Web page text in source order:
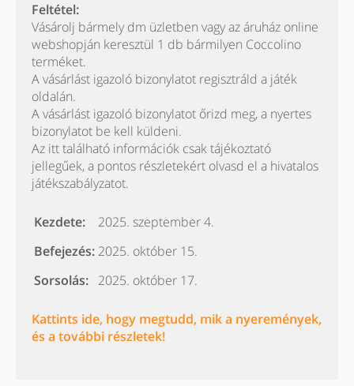
Feltétel:
Vásárolj bármely dm üzletben vagy az áruház online
webshopján keresztül 1 db bármilyen Coccolino
terméket.
A vásárlást igazoló bizonylatot regisztráld a játék
oldalán.
A vásárlást igazoló bizonylatot őrizd meg, a nyertes
bizonylatot be kell küldeni.
Az itt található információk csak tájékoztató
jellegűek, a pontos részletekért olvasd el a hivatalos
játékszabályzatot.
Kezdete:
2025. szeptember 4.
Befejezés: 2025. október 15.
Sorsolás: 2025. október 17.
Kattints ide, hogy megtudd, mik a nyeremények,
és a további részletek!